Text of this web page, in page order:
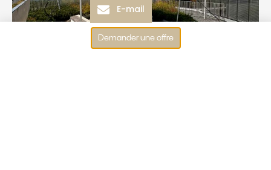
E-mail
Demander une offre